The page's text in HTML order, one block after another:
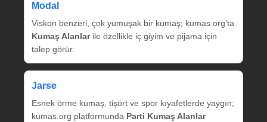
Modal
Viskon benzeri, çok yumuşak bir kumaş; kumas.org’ta
Kumaş Alanlarile özellikle iç giyim ve pijama için
talep görür.
Jarse
Esnek örme kumaş, tişört ve spor kıyafetlerde yaygın;
kumas.org platformunda Parti Kumaş Alanlar